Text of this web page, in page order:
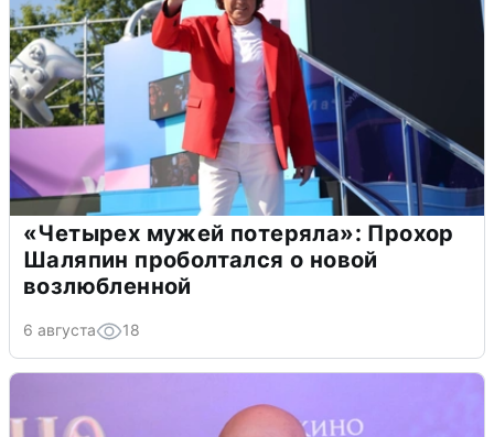
«Четырех мужей потеряла»: Прохор
Шаляпин проболтался о новой
возлюбленной
6 августа 18